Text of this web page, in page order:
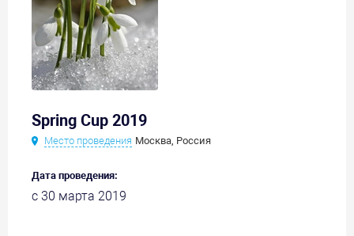
Spring Cup 2019
Место проведения Москва, Россия
Дата проведения:
с 30 марта 2019